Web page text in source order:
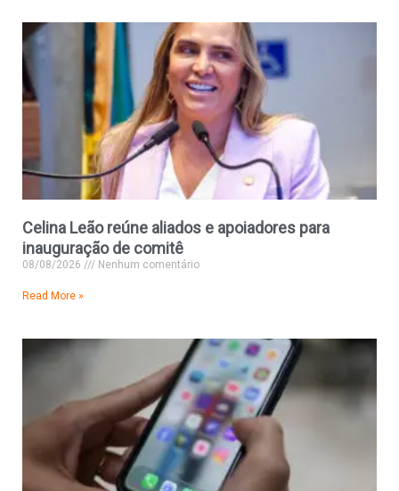
Celina Leão reúne aliados e apoiadores para
inauguração de comitê
08/08/2026 Nenhum comentário
Read More »